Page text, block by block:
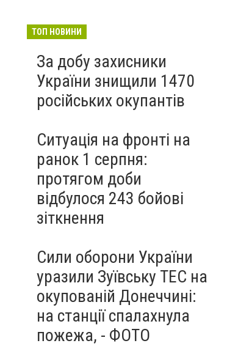
засудили до 8 років
метадону
6 серпня
ТОП НОВИНИ
За добу захисники
України знищили 1470
російських окупантів
Ситуація на фронті на
ранок 1 серпня:
протягом доби
відбулося 243 бойові
зіткнення
Сили оборони України
уразили Зуївську ТЕС на
окупованій Донеччині:
на станції спалахнула
пожежа, - ФОТО